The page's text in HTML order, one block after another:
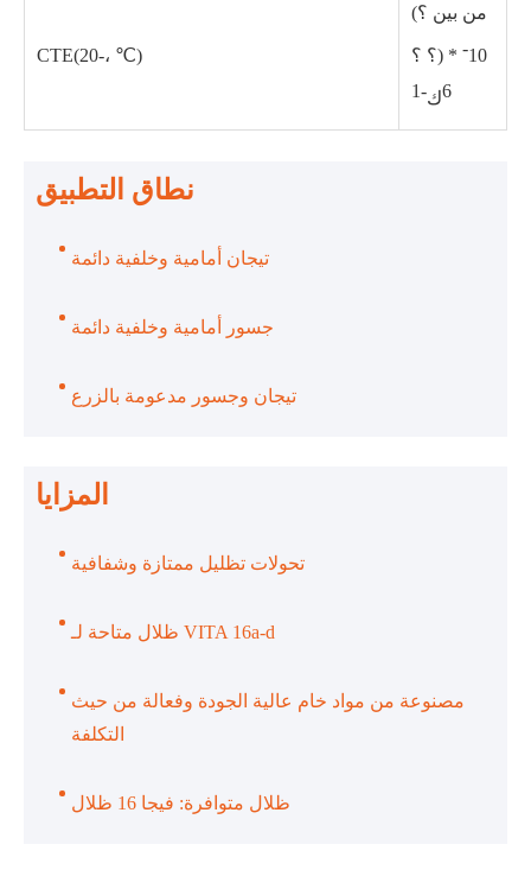
CTE(20-، ℃)
(من بين ؟
؟ ؟) * 10-
6ك-1
نطاق التطبيق
تيجان أمامية وخلفية دائمة
جسور أمامية وخلفية دائمة
تيجان وجسور مدعومة بالزرع
المزايا
تحولات تظليل ممتازة وشفافية
ظلال متاحة لـ VITA 16a-d
مصنوعة من مواد خام عالية الجودة وفعالة من حيث
التكلفة
ظلال متوافرة: فيجا 16 ظلال